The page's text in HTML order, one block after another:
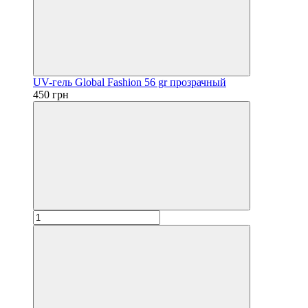
UV-гель Global Fashion 56 gr прозрачный
450 грн